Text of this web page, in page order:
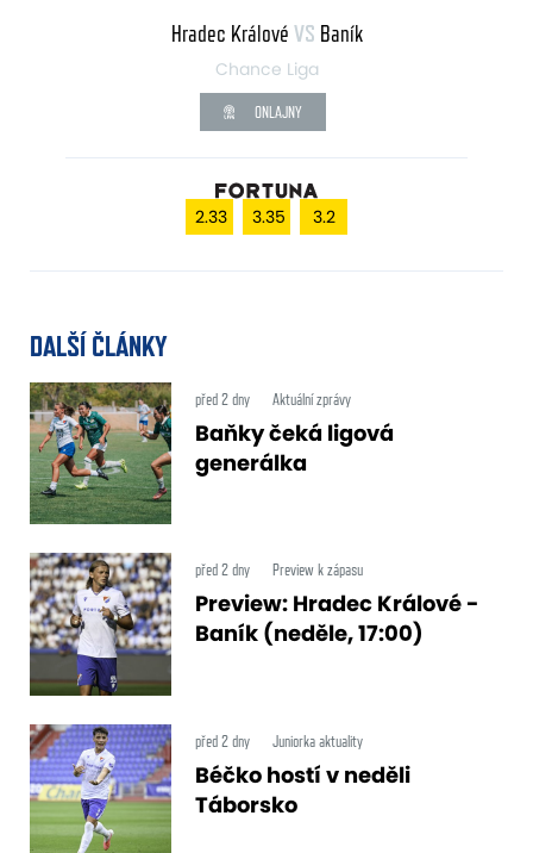
Hradec Králové VS Baník
Chance Liga
ONLAJNY
2.33 3.35 3.2
DALŠÍ ČLÁNKY
před 2 dny Aktuální zprávy
Baňky čeká ligová
generálka
před 2 dny Preview k zápasu
Preview: Hradec Králové -
Baník (neděle, 17:00)
před 2 dny Juniorka aktuality
Béčko hostí v neděli
Táborsko